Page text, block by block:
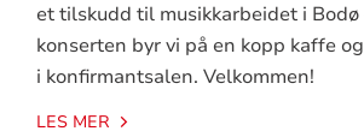
et tilskudd til musikkarbeidet i
konserten byr vi på en kopp kaffe
i konfirmantsalen. Velkommen!
LES MER